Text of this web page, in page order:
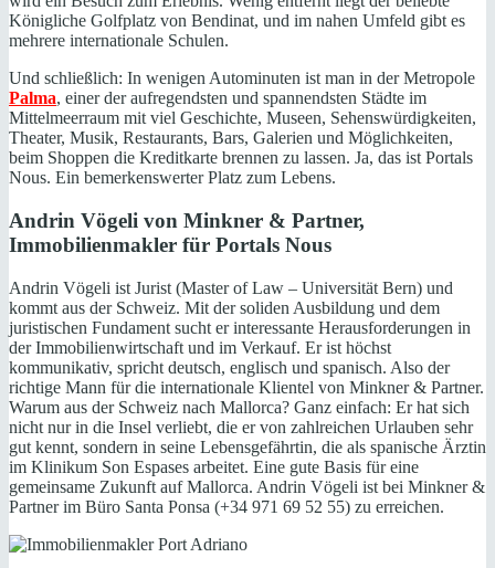
Königliche Golfplatz von Bendinat, und im nahen Umfeld gibt es
mehrere internationale Schulen.
Und schließlich: In wenigen Autominuten ist man in der Metropole
Palma, einer der aufregendsten und spannendsten Städte im
Mittelmeerraum mit viel Geschichte, Museen, Sehenswürdigkeiten,
Theater, Musik, Restaurants, Bars, Galerien und Möglichkeiten,
beim Shoppen die Kreditkarte brennen zu lassen. Ja, das ist Portals
Nous. Ein bemerkenswerter Platz zum Lebens.
Andrin Vögeli von Minkner & Partner,
Immobilienmakler für Portals Nous
Andrin Vögeli ist Jurist (Master of Law – Universität Bern) und
kommt aus der Schweiz. Mit der soliden Ausbildung und dem
juristischen Fundament sucht er interessante Herausforderungen in
der Immobilienwirtschaft und im Verkauf. Er ist höchst
kommunikativ, spricht deutsch, englisch und spanisch. Also der
richtige Mann für die internationale Klientel von Minkner & Partner.
Warum aus der Schweiz nach Mallorca? Ganz einfach: Er hat sich
nicht nur in die Insel verliebt, die er von zahlreichen Urlauben sehr
gut kennt, sondern in seine Lebensgefährtin, die als spanische Ärztin
im Klinikum Son Espases arbeitet. Eine gute Basis für eine
gemeinsame Zukunft auf Mallorca. Andrin Vögeli ist bei Minkner &
Partner im Büro Santa Ponsa (+34 971 69 52 55) zu erreichen.